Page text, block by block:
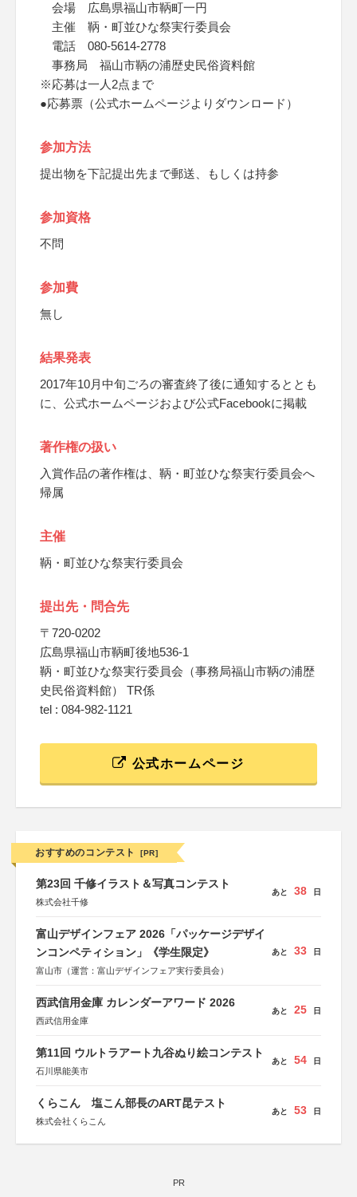
会場 広島県福山市鞆町一円
主催 鞆・町並ひな祭実行委員会
電話 080-5614-2778
事務局 福山市鞆の浦歴史民俗資料館
※応募は一人2点まで
●応募票（公式ホームページよりダウンロード）
参加方法
提出物を下記提出先まで郵送、もしくは持参
参加資格
不問
参加費
無し
結果発表
2017年10月中旬ごろの審査終了後に通知するととも
に、公式ホームページおよび公式Facebookに掲載
著作権の扱い
入賞作品の著作権は、鞆・町並ひな祭実行委員会へ
帰属
主催
鞆・町並ひな祭実行委員会
提出先・問合先
〒720-0202
広島県福山市鞆町後地536-1
鞆・町並ひな祭実行委員会（事務局福山市鞆の浦歴
史民俗資料館） TR係
tel : 084-982-1121
公式ホームページ
おすすめのコンテスト [PR]
第23回 千修イラスト＆写真コンテスト
株式会社千修
あと 38 日
富山デザインフェア 2026「パッケージデザイ
ンコンペティション」《学生限定》
富山市（運営：富山デザインフェア実行委員会）
あと 33 日
西武信用金庫 カレンダーアワード 2026
西武信用金庫
あと 25 日
第11回 ウルトラアート九谷ぬり絵コンテスト
石川県能美市
あと 54 日
くらこん 塩こん部長のART昆テスト
株式会社くらこん
あと 53 日
PR